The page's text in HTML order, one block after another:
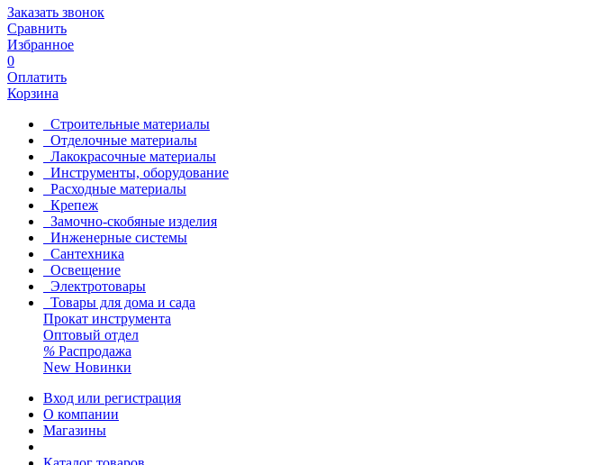
Заказать звонок
Сравнить
Избранное
0
Оплатить
Корзина
Строительные материалы
Отделочные материалы
Лакокрасочные материалы
Инструменты, оборудование
Расходные материалы
Крепеж
Замочно-скобяные изделия
Инженерные системы
Сантехника
Освещение
Электротовары
Товары для дома и сада
Прокат инструмента
Оптовый отдел
% Распродажа
New Новинки
Вход или регистрация
О компании
Магазины